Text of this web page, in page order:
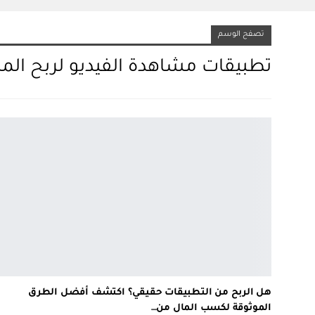
تصفح الوسم
تطبيقات مشاهدة الفيديو لربح
هل الربح من التطبيقات حقيقي؟ اكتشف أفضل الطرق
الموثوقة لكسب المال من…